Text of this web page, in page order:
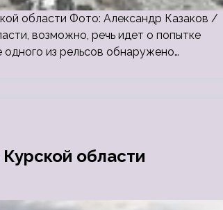
области Фото: Александр Казаков /
возможно, речь идет о попытке
из рельсов обнаружено…
области